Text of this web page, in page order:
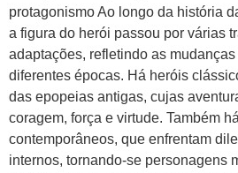
protagonismo Ao longo da história
a figura do herói passou por várias
adaptações, refletindo as
diferentes épocas. Há heróis
das epopeias antigas, cujas
coragem, força e virtude. Também
contemporâneos, que enfrentam
internos, tornando-se personagens